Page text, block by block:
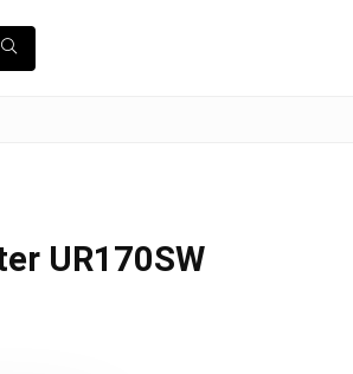
UR170SW